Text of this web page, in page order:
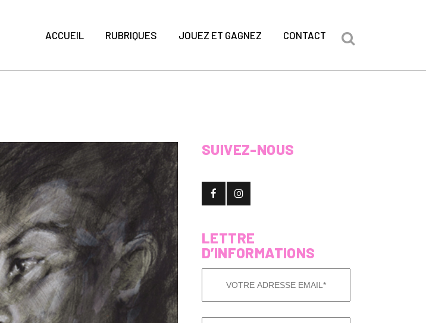
ACCUEIL RUBRIQUES JOUEZ ET GAGNEZ CONTACT
SUIVEZ-NOUS
LETTRE
D’INFORMATIONS